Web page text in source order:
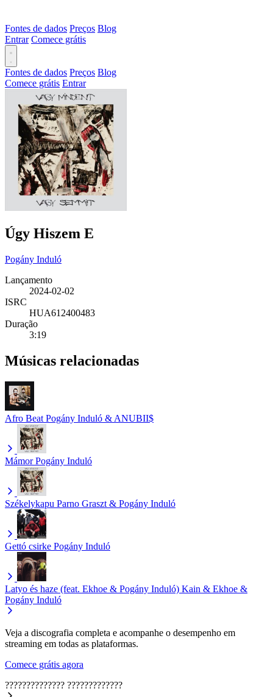
Fontes de dados Preços Blog
Entrar Comece grátis
Fontes de dados Preços Blog
Comece grátis Entrar
Úgy Hiszem E
Pogány Induló
Lançamento
2024-02-02
ISRC
HUA612400483
Duração
3:19
Músicas relacionadas
Afro Beat Pogány Induló & ANUBII$
Mámor Pogány Induló
Székelykapu Parno Graszt & Pogány Induló
Gettó csirke Pogány Induló
Latyo és haze (feat. Ekhoe & Pogány Induló) Kain & Ekhoe &
Pogány Induló
Veja a discografia completa e acompanhe o desempenho em
streaming em todas as plataformas.
Comece grátis agora
?????????????? ?????????????